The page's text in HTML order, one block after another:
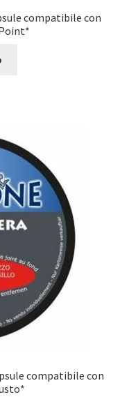
compatibile con
compatibile con